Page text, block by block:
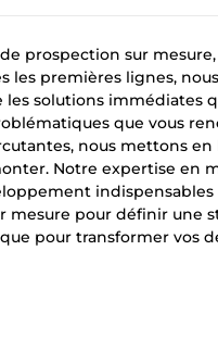
prospection sur
les premières lignes,
solutions immédiates
que vous
nous mettons
Notre expertise en
indispensables
mesure pour définir une
pour transformer vos